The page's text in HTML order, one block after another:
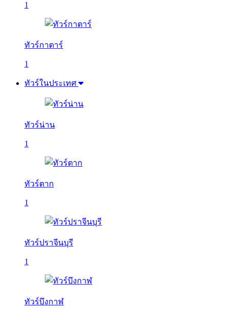
1
ทัวร์กาตาร์
1
ทัวร์ในประเทศ
ทัวร์น่าน
1
ทัวร์ตาก
1
ทัวร์ปราจีนบุรี
1
ทัวร์บึงกาฬ